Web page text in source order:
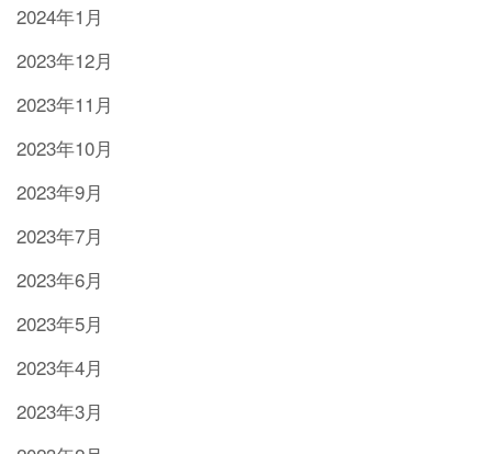
2024年1月
2023年12月
2023年11月
2023年10月
2023年9月
2023年7月
2023年6月
2023年5月
2023年4月
2023年3月